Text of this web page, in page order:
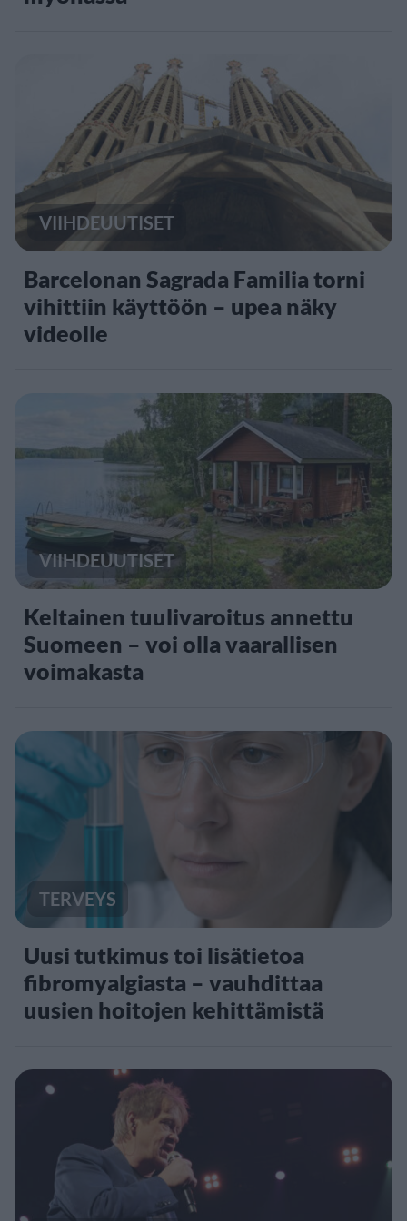
VIIHDEUUTISET
Barcelonan Sagrada Familia torni
vihittiin käyttöön – upea näky
videolle
VIIHDEUUTISET
Keltainen tuulivaroitus annettu
Suomeen – voi olla vaarallisen
voimakasta
TERVEYS
Uusi tutkimus toi lisätietoa
fibromyalgiasta – vauhdittaa
uusien hoitojen kehittämistä